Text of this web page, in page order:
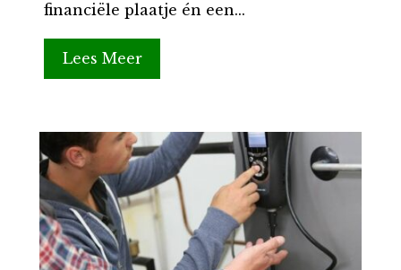
financiële plaatje én een...
Lees Meer